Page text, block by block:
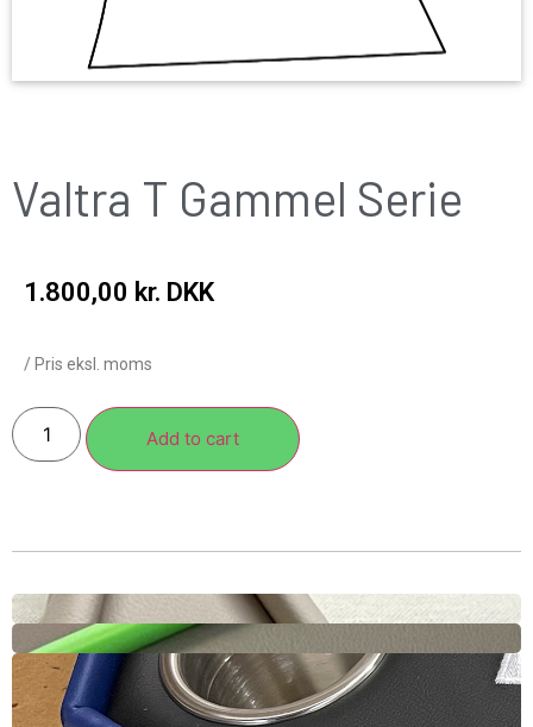
Valtra T Gammel Serie
1.800,00 kr. DKK
/ Pris eksl. moms
Add to cart